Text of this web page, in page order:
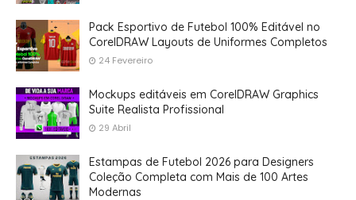
Pack Esportivo de Futebol 100% Editável no
CorelDRAW Layouts de Uniformes Completos
24 Fevereiro
Mockups editáveis em CorelDRAW Graphics
Suite Realista Profissional
29 Abril
Estampas de Futebol 2026 para Designers
Coleção Completa com Mais de 100 Artes
Modernas